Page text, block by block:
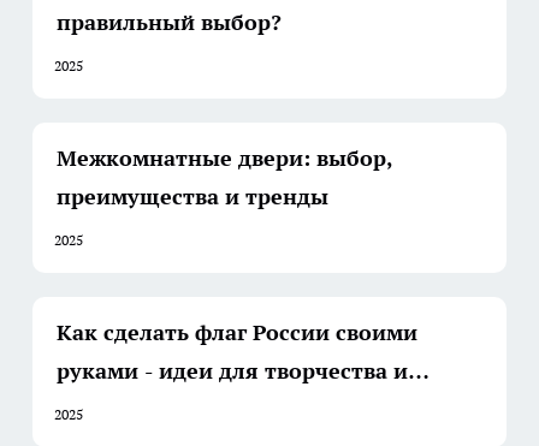
правильный выбор?
2025
Межкомнатные двери: выбор,
преимущества и тренды
2025
Как сделать флаг России своими
руками - идеи для творчества и
праздников
2025